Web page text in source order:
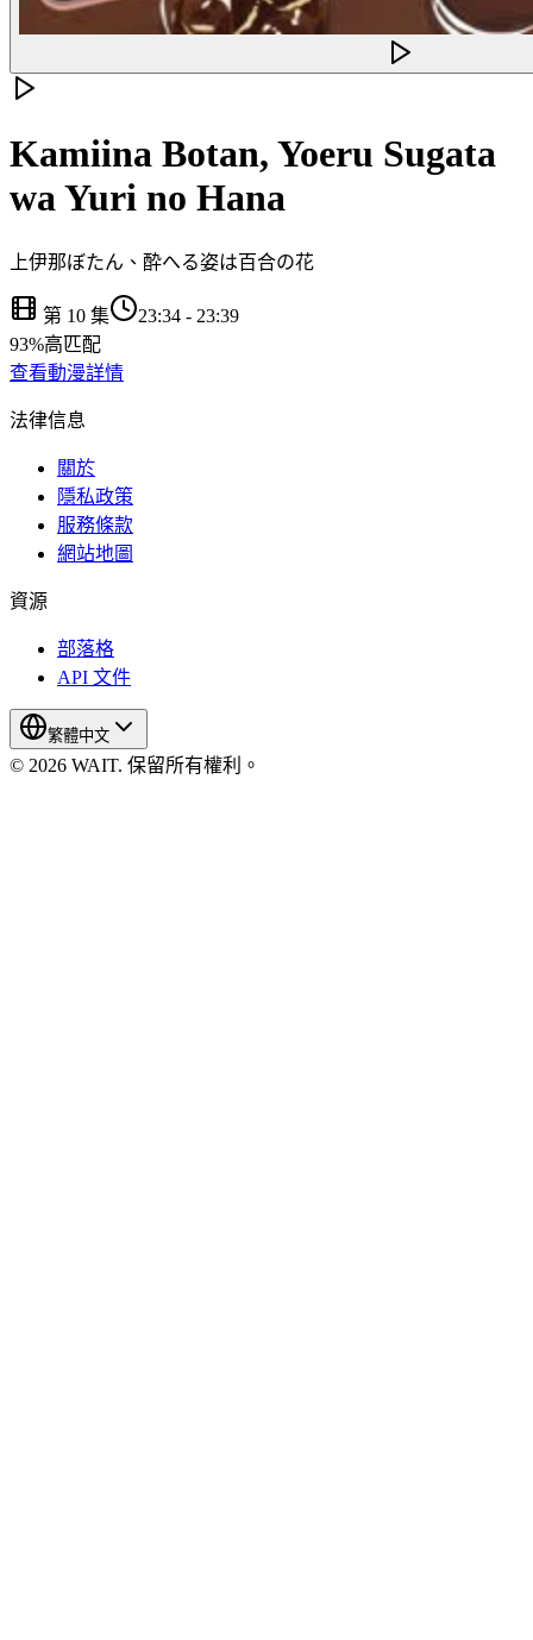
Kamiina Botan, Yoeru Sugata
wa Yuri no Hana
上伊那ぼたん、酔へる姿は百合の花
第 10 集 23:34 - 23:39
93%高匹配
查看動漫詳情
法律信息
關於
隱私政策
服務條款
網站地圖
資源
部落格
API 文件
繁體中文
© 2026 WAIT. 保留所有權利。